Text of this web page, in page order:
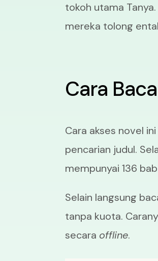
tokoh utama
mereka tolong
Cara
Cara akses novel
pencarian judul.
mempunyai 136
Selain langsung
tanpa kuota.
secara offline.